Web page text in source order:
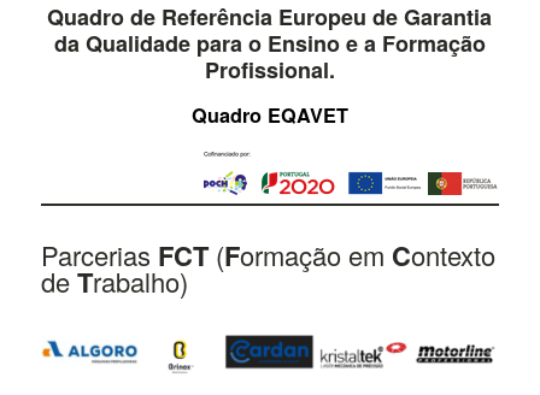
Quadro de Referência Europeu de Garantia
da Qualidade para o Ensino e a Formação
Profissional.
Quadro EQAVET
Parcerias FCT(Formação em Contexto
deTrabalho)